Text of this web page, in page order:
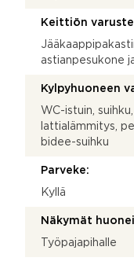
Keittiön
astianpesukone
Kylpyhuoneen
WC-istuin,
lattialämmitys,
bidee-suihku
Parveke:
Kyllä
Näkymät
Työpajapihalle